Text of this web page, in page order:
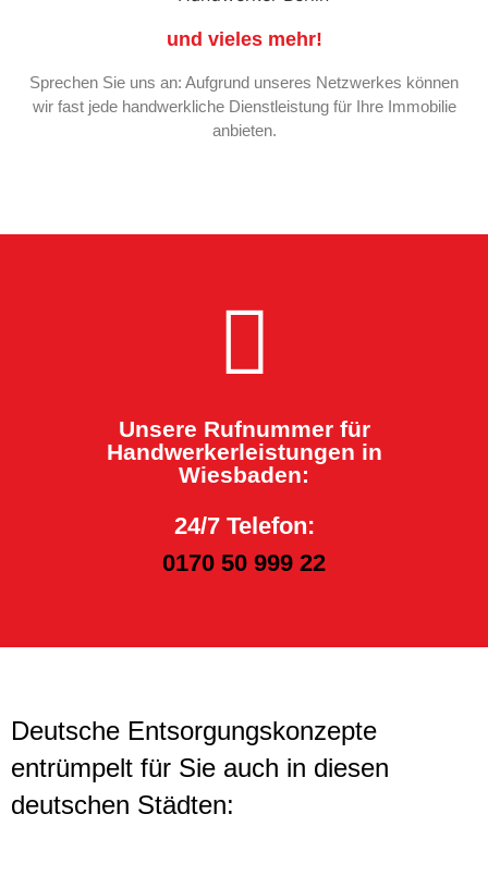
und vieles mehr!
Sprechen Sie uns an: Aufgrund unseres Netzwerkes können
wir fast jede handwerkliche Dienstleistung für Ihre Immobilie
anbieten.
Unsere Rufnummer für
Handwerkerleistungen in
Wiesbaden:
24/7 Telefon:
0170 50 999 22
Deutsche Entsorgungskonzepte
entrümpelt für Sie auch in diesen
deutschen Städten: